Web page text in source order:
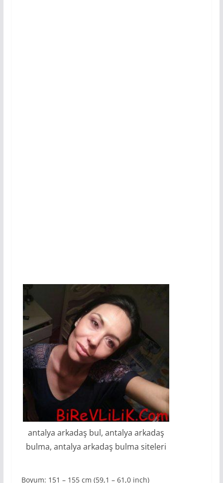
antalya arkadaş bul, antalya arkadaş
bulma, antalya arkadaş bulma siteleri
Boyum: 151 – 155 cm (59,1 – 61,0 inch)